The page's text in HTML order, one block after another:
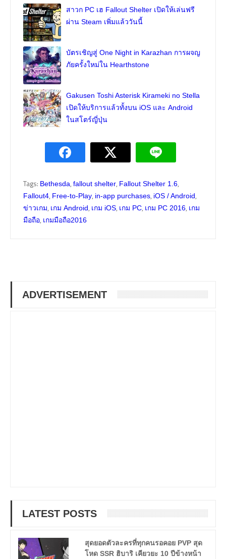
สาวก PC เฮ Fallout Shelter เปิดให้เล่นฟรี
ผ่าน Steam เพิ่มแล้ววันนี้
บัตรเชิญสู่ One Night in Karazhan การผจญ
ภัยครั้งใหม่ใน Hearthstone
Gakusen Toshi Asterisk Kirameki no Stella
เปิดให้บริการแล้วทั้งบน iOS และ Android
ในสโตร์ญี่ปุ่น
Tags: Bethesda, fallout shelter, Fallout Shelter 1.6,
Fallout4, Free-to-Play, in-app purchases, iOS / Android,
ข่าวเกม, เกม Android, เกม iOS, เกม PC, เกม PC 2016, เกม
มือถือ, เกมมือถือ2016
ADVERTISEMENT
LATEST POSTS
สุดยอดตัวละครที่ทุกคนรอคอย PVP สุด
โหด SSR ฮิบาริ เคียวยะ 10 ปีข้างหน้า